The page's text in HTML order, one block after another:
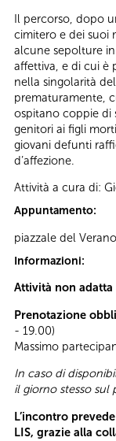
Il percorso, dopo
cimitero e dei suoi
alcune sepolture
affettiva, e di cui è
nella singolarità
prematuramente,
ospitano coppie di
genitori ai figli
giovani defunti
d’affezione.
Attività a cura di:
Appuntamento:
piazzale del
Informazioni:
Attività non
Prenotazione
- 19.00)
Massimo
In caso di
il giorno stesso sul
L’incontro
LIS, grazie alla